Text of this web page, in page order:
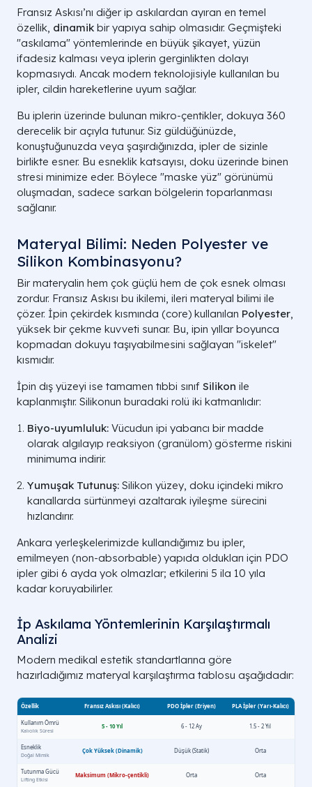
Fransız Askısı’nı diğer ip askılardan ayıran en temel
özellik, dinamik bir yapıya sahip olmasıdır. Geçmişteki
"askılama" yöntemlerinde en büyük şikayet, yüzün
ifadesiz kalması veya iplerin gerginlikten dolayı
kopmasıydı. Ancak modern teknolojisiyle kullanılan bu
ipler, cildin hareketlerine uyum sağlar.
Bu iplerin üzerinde bulunan mikro-çentikler, dokuya 360
derecelik bir açıyla tutunur. Siz güldüğünüzde,
konuştuğunuzda veya şaşırdığınızda, ipler de sizinle
birlikte esner. Bu esneklik katsayısı, doku üzerinde binen
stresi minimize eder. Böylece "maske yüz" görünümü
oluşmadan, sadece sarkan bölgelerin toparlanması
sağlanır.
Materyal Bilimi: Neden Polyester ve
Silikon Kombinasyonu?
Bir materyalin hem çok güçlü hem de çok esnek olması
zordur. Fransız Askısı bu ikilemi, ileri materyal bilimi ile
çözer. İpin çekirdek kısmında (core) kullanılan Polyester
yüksek bir çekme kuvveti sunar. Bu, ipin yıllar boyunca
kopmadan dokuyu taşıyabilmesini sağlayan "iskelet"
kısmıdır.
İpin dış yüzeyi ise tamamen tıbbi sınıf Silikon ile
kaplanmıştır. Silikonun buradaki rolü iki katmanlıdır:
Biyo-uyumluluk: Vücudun ipi yabancı bir madde
olarak algılayıp reaksiyon (granülom) gösterme riskini
minimuma indirir.
Yumuşak Tutunuş: Silikon yüzey, doku içindeki mikro
kanallarda sürtünmeyi azaltarak iyileşme sürecini
hızlandırır.
Ankara yerleşkelerimizde kullandığımız bu ipler,
emilmeyen (non-absorbable) yapıda oldukları için PDO
ipler gibi 6 ayda yok olmazlar; etkilerini 5 ila 10 yıla
kadar koruyabilirler.
İp Askılama Yöntemlerinin Karşılaştırmalı
Analizi
Modern medikal estetik standartlarına göre
hazırladığımız materyal karşılaştırma tablosu aşağıdadır: